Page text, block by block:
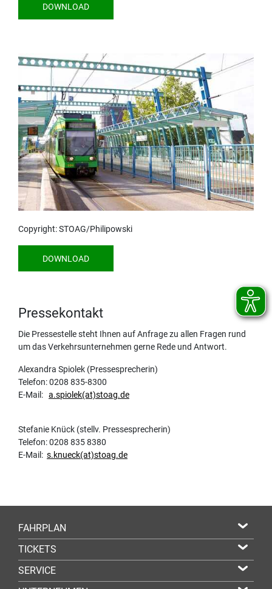
DOWNLOAD
Copyright: STOAG/Philipowski
DOWNLOAD
Pressekontakt
Die Pressestelle steht Ihnen auf Anfrage zu allen Fragen rund
um das Verkehrsunternehmen gerne Rede und Antwort.
Alexandra Spiolek (Pressesprecherin)
Telefon: 0208 835-8300
E-Mail: a.spiolek(at)stoag.de
Stefanie Knück (stellv. Pressesprecherin)
Telefon: 0208 835 8380
E-Mail: s.knueck(at)stoag.de
FAHRPLAN
TICKETS
SERVICE